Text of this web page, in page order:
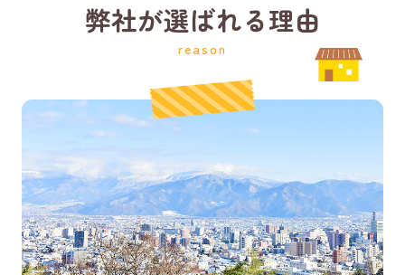
弊社が選ばれる理由
reason